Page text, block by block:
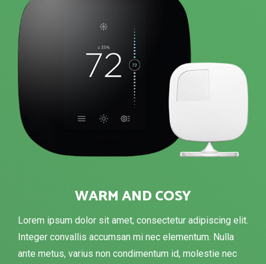
WARM AND COSY
Lorem ipsum dolor sit amet, consectetur adipiscing elit.
Integer convallis accumsan mi nec elementum. Nulla
ante metus, varius non condimentum id, molestie nec